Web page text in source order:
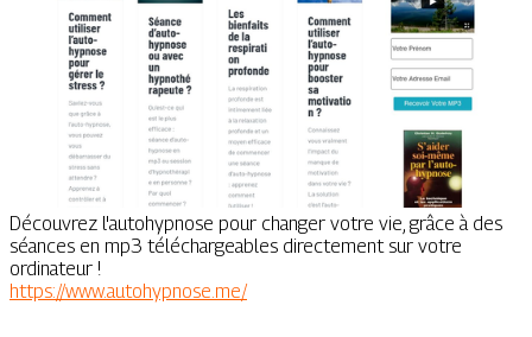
Découvrez l'autohypnose pour changer votre vie, grâce à des
séances en mp3 téléchargeables directement sur votre
ordinateur !
https://www.autohypnose.me/